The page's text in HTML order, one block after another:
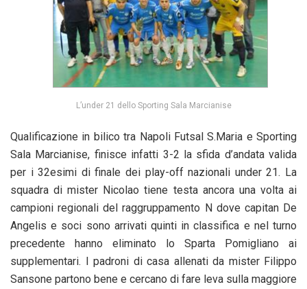
L’under 21 dello Sporting Sala Marcianise
Qualificazione in bilico tra Napoli Futsal S.Maria e Sporting
Sala Marcianise, finisce infatti 3-2 la sfida d’andata valida
per i 32esimi di finale dei play-off nazionali under 21. La
squadra di mister Nicolao tiene testa ancora una volta ai
campioni regionali del raggruppamento N dove capitan De
Angelis e soci sono arrivati quinti in classifica e nel turno
precedente hanno eliminato lo Sparta Pomigliano ai
supplementari. I padroni di casa allenati da mister Filippo
Sansone partono bene e cercano di fare leva sulla maggiore